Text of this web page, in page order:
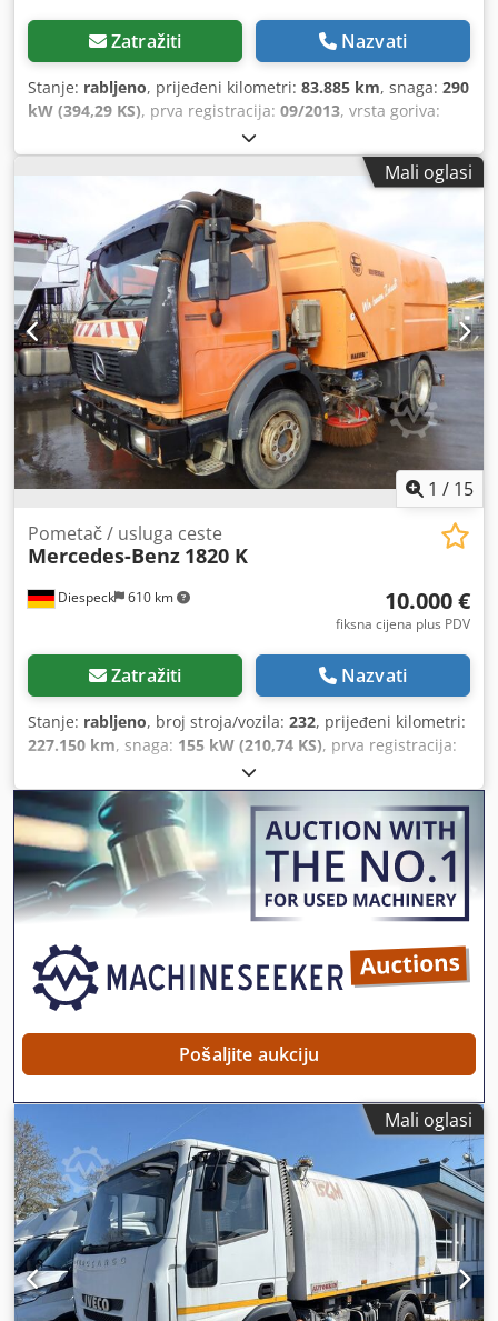
Zatražiti Nazvati
Stanje: rabljeno, prijeđeni kilometri: 83.885 km, snaga: 290
kW (394,29 KS), prva registracija: 09/2013, vrsta goriva:
18.000 kg
/ 80 R 22.5 / 8mm, konfiguracija osovina:4x2,
, sljedeći pregled (TÜV):
, vozačeva kabina: dnevna kabina
, emisijska klasa:Euro 5, ovjes:čelik-zrak
sjedala:2, ukupna duljina:7.000 mm, ukupna širina:
25.500 mm, ukupna visina: 29.000 mm
, veličina prednje
gume:295 / 80 R 22.5 / 8mm, radna masa:18.000 kg
Oprema:klima uređaj,
Mali oglasi
1 / 15
Diespeck 610 km
Pometač / usluga ceste
Mercedes-Benz 1820 K
10.000 €
fiksna cijena plus PDV
Zatražiti Nazvati
Stanje: rabljeno, broj stroja/vozila: 232, prijeđeni kilometri:
227.150 km, snaga: 155 kW (210,74 KS), prva registracija:
, ukupna masa:
dimenzija gume:295/80 r 22,5, konfiguracija osovina:2
osovine, međuosovinski razmak:3.600 mm
, kočnice:
kočenje motorom, boja:narančasta, vozačeva kabina:
dnevna kabina , vrsta prijenosa:mehanički
, emisijska
klasa:euro2, ovjes:čelik , Oprema:
ABS, blokada
diferencijala, hidraulika,
Pošaljite aukciju
Mali oglasi